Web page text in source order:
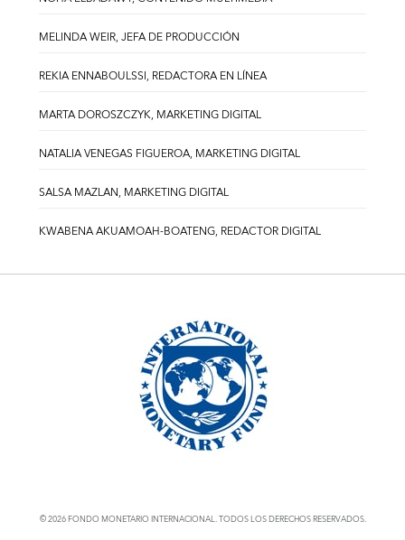
MELINDA WEIR, JEFA DE PRODUCCIÓN
REKIA ENNABOULSSI, REDACTORA EN LÍNEA
MARTA DOROSZCZYK, MARKETING DIGITAL
NATALIA VENEGAS FIGUEROA, MARKETING DIGITAL
SALSA MAZLAN, MARKETING DIGITAL
KWABENA AKUAMOAH-BOATENG, REDACTOR DIGITAL
© 2026 FONDO MONETARIO INTERNACIONAL. TODOS LOS DERECHOS RESERVADOS.